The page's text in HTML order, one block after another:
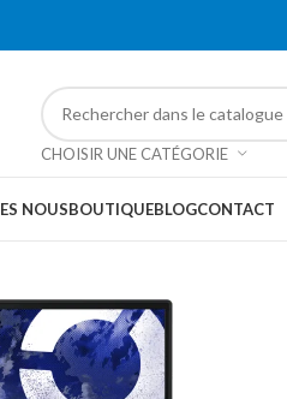
CHOISIR UNE CATÉGORIE
NOUSBOUTIQUEBLOGCONTACT